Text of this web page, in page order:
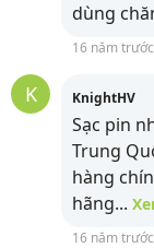
dùng
16 năm trước
K KnightHV
Sạc pin
Trung
hàng
hãng...
16 năm trước